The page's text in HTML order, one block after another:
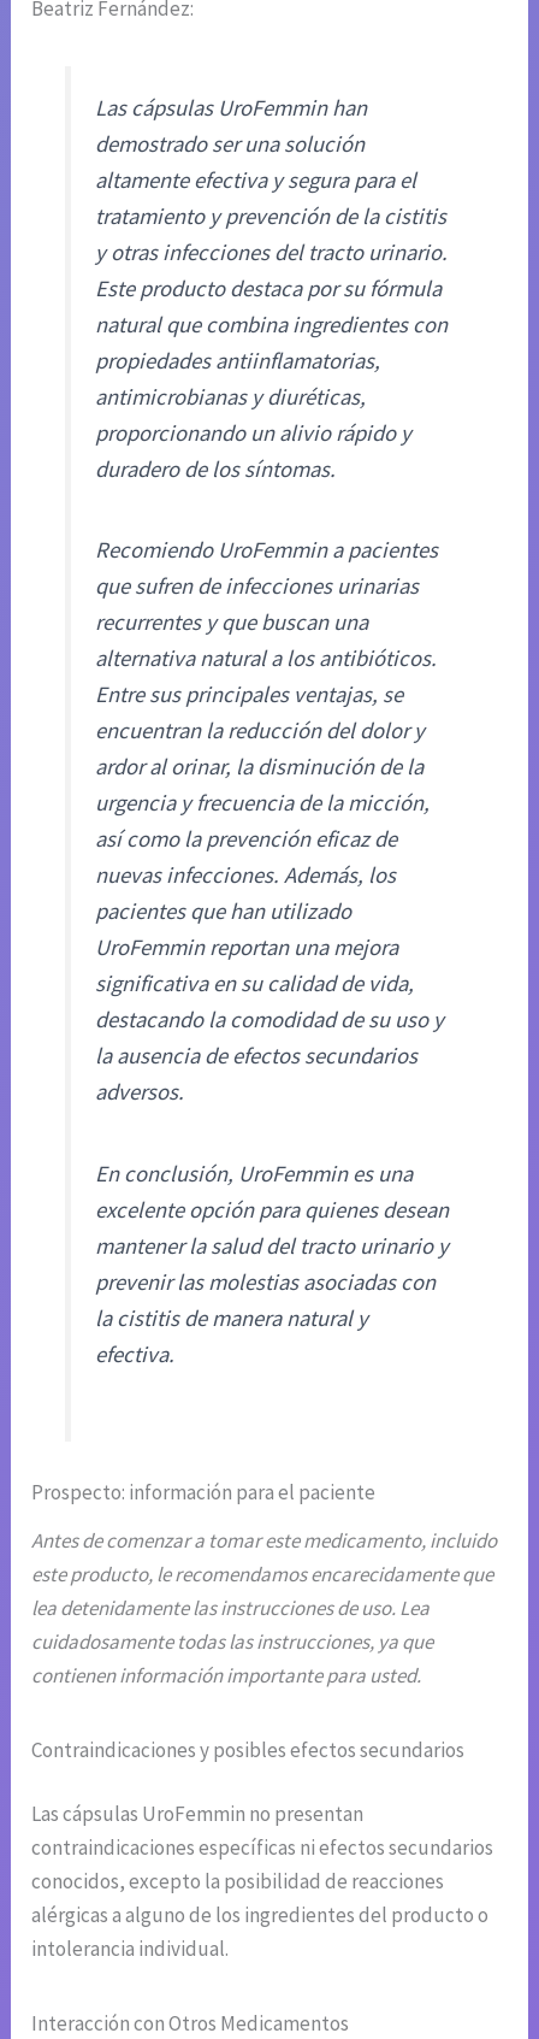
Beatriz Fernández:
Las cápsulas UroFemmin han
demostrado ser una solución
altamente efectiva y segura para el
tratamiento y prevención de la cistitis
y otras infecciones del tracto urinario.
Este producto destaca por su fórmula
natural que combina ingredientes con
propiedades antiinflamatorias,
antimicrobianas y diuréticas,
proporcionando un alivio rápido y
duradero de los síntomas.
Recomiendo UroFemmin a pacientes
que sufren de infecciones urinarias
recurrentes y que buscan una
alternativa natural a los antibióticos.
Entre sus principales ventajas, se
encuentran la reducción del dolor y
ardor al orinar, la disminución de la
urgencia y frecuencia de la micción,
así como la prevención eficaz de
nuevas infecciones. Además, los
pacientes que han utilizado
UroFemmin reportan una mejora
significativa en su calidad de vida,
destacando la comodidad de su uso y
la ausencia de efectos secundarios
adversos.
En conclusión, UroFemmin es una
excelente opción para quienes desean
mantener la salud del tracto urinario y
prevenir las molestias asociadas con
la cistitis de manera natural y
efectiva.
Prospecto: información para el paciente
Antes de comenzar a tomar este medicamento, incluido
este producto, le recomendamos encarecidamente que
lea detenidamente las instrucciones de uso. Lea
cuidadosamente todas las instrucciones, ya que
contienen información importante para usted.
Contraindicaciones y posibles efectos secundarios
Las cápsulas UroFemmin no presentan
contraindicaciones específicas ni efectos secundarios
conocidos, excepto la posibilidad de reacciones
alérgicas a alguno de los ingredientes del producto o
intolerancia individual.
Interacción con Otros Medicamentos